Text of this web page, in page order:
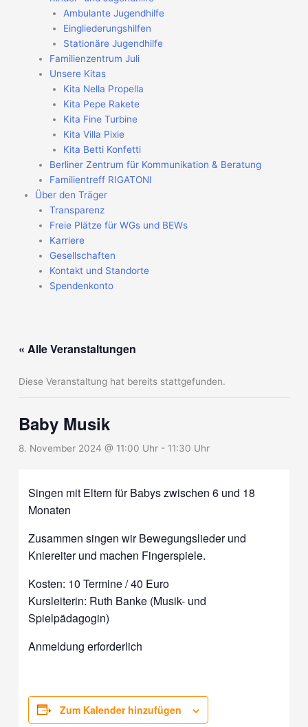
Ambulante Jugendhilfe
Eingliederungshilfen
Stationäre Jugendhilfe
Familienzentrum Juli
Unsere Kitas
Kita Nella Propella
Kita Pepe Rakete
Kita Fine Turbine
Kita Villa Pixie
Kita Betti Konfetti
Berliner Zentrum für Kommunikation & Beratung
Familientreff RIGATONI
Über den Träger
Transparenz
Freie Plätze für WGs und BEWs
Karriere
Gesellschaften
Kontakt und Standorte
Spendenkonto
« Alle Veranstaltungen
Diese Veranstaltung hat bereits stattgefunden.
Baby Musik
8. November 2024 @ 11:00 Uhr - 11:30 Uhr
Singen mit Eltern für Babys zwischen 6 und 18
Monaten
Zusammen singen wir Bewegungslieder und
Kniereiter und machen Fingerspiele.
Kosten: 10 Termine / 40 Euro
Kursleiterin: Ruth Banke (Musik- und
Spielpädagogin)
Anmeldung erforderlich
Zum Kalender hinzufügen